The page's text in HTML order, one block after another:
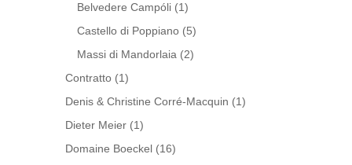
Belvedere Campóli (1)
Castello di Poppiano (5)
Massi di Mandorlaia (2)
Contratto (1)
Denis & Christine Corré-Macquin (1)
Dieter Meier (1)
Domaine Boeckel (16)